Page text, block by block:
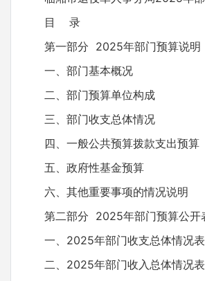
目 录
第一部分 2025年部门预算说明
一、部门基本概况
二、部门预算单位构成
三、部门收支总体情况
四、一般公共预算拨款支出预算
五、政府性基金预算
六、其他重要事项的情况说明
第二部分 2025年部门预算公开
一、2025年部门收支总体情况表
二、2025年部门收入总体情况表